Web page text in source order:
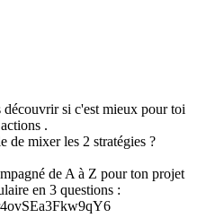
découvrir si c'est mieux pour toi
.
de mixer les 2 stratégies ?
de A à Z pour ton projet
en 3 questions :